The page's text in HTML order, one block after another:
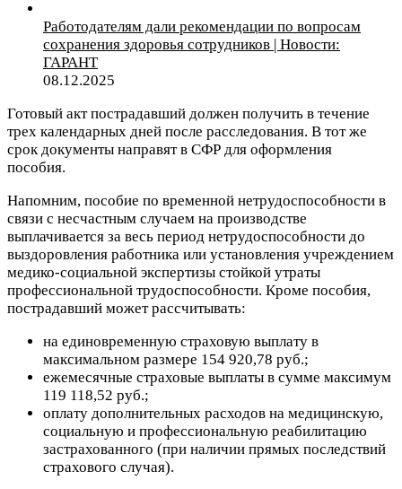
Работодателям дали рекомендации по вопросам
сохранения здоровья сотрудников | Новости:
ГАРАНТ
08.12.2025
Готовый акт пострадавший должен получить в течение
трех календарных дней после расследования. В тот же
срок документы направят в СФР для оформления
пособия.
Напомним, пособие по временной нетрудоспособности в
связи с несчастным случаем на производстве
выплачивается за весь период нетрудоспособности до
выздоровления работника или установления учреждением
медико-социальной экспертизы стойкой утраты
профессиональной трудоспособности. Кроме пособия,
пострадавший может рассчитывать:
на единовременную страховую выплату в
максимальном размере 154 920,78 руб.;
ежемесячные страховые выплаты в сумме максимум
119 118,52 руб.;
оплату дополнительных расходов на медицинскую,
социальную и профессиональную реабилитацию
застрахованного (при наличии прямых последствий
страхового случая).